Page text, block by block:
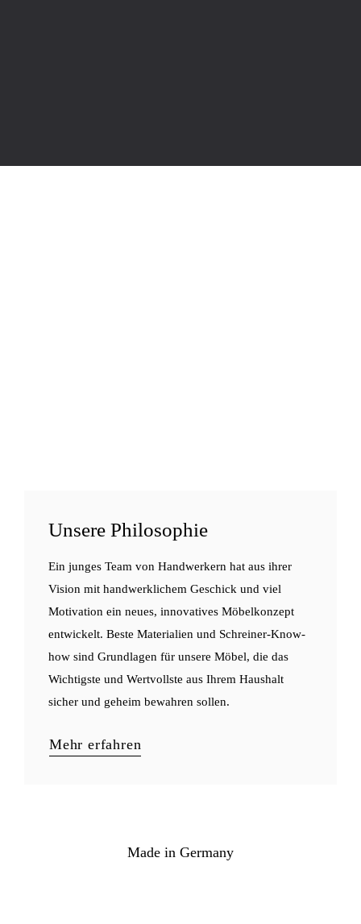
Unsere Philosophie
Ein junges Team von Handwerkern hat aus ihrer
Vision mit handwerklichem Geschick und viel
Motivation ein neues, innovatives Möbelkonzept
entwickelt. Beste Materialien und Schreiner-Know-
how sind Grundlagen für unsere Möbel, die das
Wichtigste und Wertvollste aus Ihrem Haushalt
sicher und geheim bewahren sollen.
Mehr erfahren
Made in Germany